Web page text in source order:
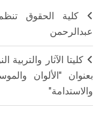
كلية الحقوق
عبدالرحمن
كليتا الآثار
بعنوان "الألوان
والاستدامة"